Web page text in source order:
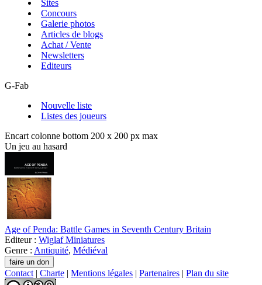
Sites
Concours
Galerie photos
Articles de blogs
Achat / Vente
Newsletters
Editeurs
G-Fab
Nouvelle liste
Listes des joueurs
Encart colonne bottom 200 x 200 px max
Un jeu au hasard
Age of Penda: Battle Games in Seventh Century Britain
Editeur : Wiglaf Miniatures
Genre : Antiquité, Médiéval
Contact | Charte | Mentions légales | Partenaires | Plan du site